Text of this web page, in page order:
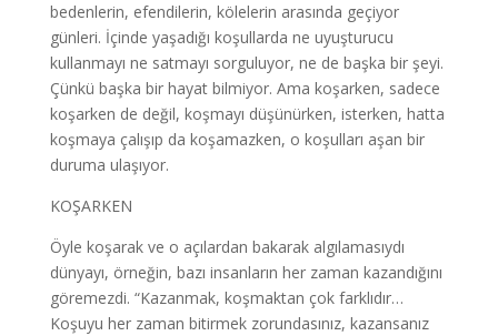
bedenlerin, efendilerin, kölelerin arasında geçiyor
günleri. İçinde yaşadığı koşullarda ne uyuşturucu
kullanmayı ne satmayı sorguluyor, ne de başka bir şeyi.
Çünkü başka bir hayat bilmiyor. Ama koşarken, sadece
koşarken de değil, koşmayı düşünürken, isterken, hatta
koşmaya çalışıp da koşamazken, o koşulları aşan bir
duruma ulaşıyor.
KOŞARKEN
Öyle koşarak ve o açılardan bakarak algılamasıydı
dünyayı, örneğin, bazı insanların her zaman kazandığını
göremezdi. “Kazanmak, koşmaktan çok farklıdır…
Koşuyu her zaman bitirmek zorundasınız, kazansanız